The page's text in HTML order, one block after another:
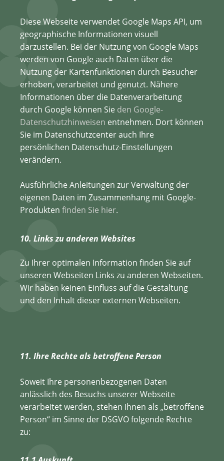
Diese Webseite verwendet Google Maps API, um
geographische Informationen visuell
darzustellen. Bei der Nutzung von Google Maps
werden von Google auch Daten über die
Nutzung der Kartenfunktionen durch Besucher
erhoben, verarbeitet und genutzt. Nähere
Informationen über die Datenverarbeitung
durch Google können Sie den Google-
Datenschutzhinweisen entnehmen. Dort können
Sie im Datenschutzcenter auch Ihre
persönlichen Datenschutz-Einstellungen
verändern.
Ausführliche Anleitungen zur Verwaltung der
eigenen Daten im Zusammenhang mit Google-
Produkten finden Sie hier.
10. Links zu anderen Websites
Zu Ihrer optimalen Information finden Sie auf
unseren Webseiten Links zu anderen Webseiten.
Wir haben keinen Einfluss auf die Gestaltung
und den Inhalt dieser externen Webseiten.
11. Ihre Rechte als betroffene Person
Soweit Ihre personenbezogenen Daten
anlässlich des Besuchs unserer Webseite
verarbeitet werden, stehen Ihnen als „betroffene
Person“ im Sinne der DSGVO folgende Rechte
zu: